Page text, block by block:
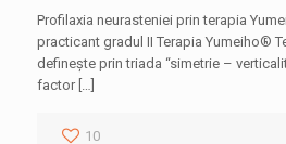
Profilaxia neurasteniei prin terapia
practicant gradul II Terapia Yumeiho®
defineşte prin triada “simetrie –
factor […]
10